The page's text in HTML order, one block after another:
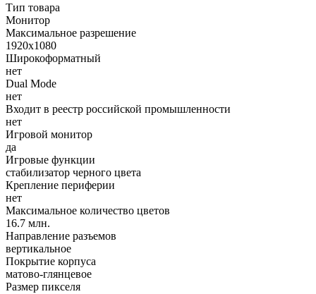
Тип товара
Монитор
Максимальное разрешение
1920x1080
Широкоформатный
нет
Dual Mode
нет
Входит в реестр российской промышленности
нет
Игровой монитор
да
Игровые функции
стабилизатор черного цвета
Крепление периферии
нет
Максимальное количество цветов
16.7 млн.
Направление разъемов
вертикальное
Покрытие корпуса
матово-глянцевое
Размер пикселя